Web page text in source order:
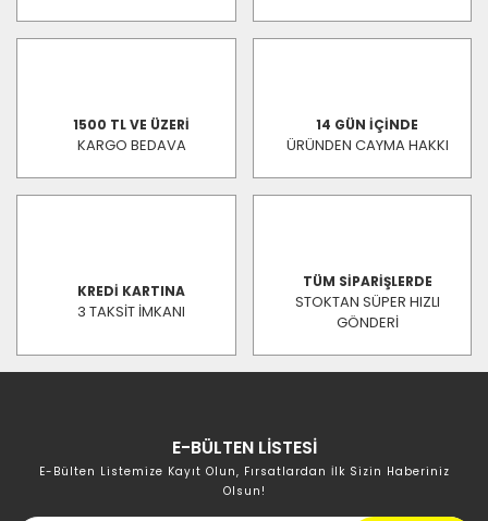
1500 TL VE ÜZERİ
KARGO BEDAVA
14 GÜN İÇİNDE
ÜRÜNDEN CAYMA HAKKI
KREDİ KARTINA
3 TAKSİT İMKANI
TÜM SİPARİŞLERDE
STOKTAN SÜPER HIZLI
GÖNDERİ
E-BÜLTEN LİSTESİ
E-Bülten Listemize Kayıt Olun, Fırsatlardan İlk Sizin Haberiniz
Olsun!